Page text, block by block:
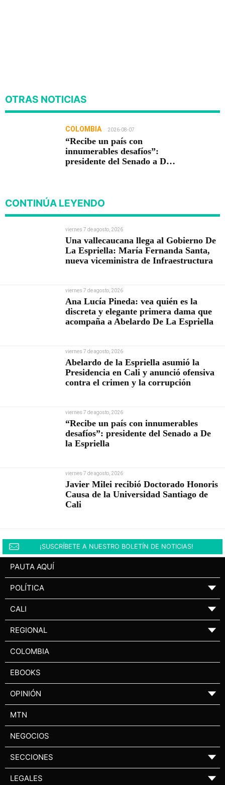
OTRAS NOTICIAS
COLOMBIA 2026-08-07
“Recibe un país con
innumerables desafíos”:
presidente del Senado a De
CONTINÚA LEYENDO
viernes 7 de agosto, 2026
Una vallecaucana llega al Gobierno De
La Espriella: María Fernanda Santa,
nueva viceministra de Infraestructura
viernes 7 de agosto, 2026
Ana Lucía Pineda: vea quién es la
discreta y elegante primera dama que
acompaña a Abelardo De La Espriella
viernes 7 de agosto, 2026
Abelardo de la Espriella asumió la
Presidencia en Cali y anunció ofensiva
contra el crimen y la corrupción
viernes 7 de agosto, 2026
“Recibe un país con innumerables
desafíos”: presidente del Senado a De
la Espriella
viernes 7 de agosto, 2026
Javier Milei recibió Doctorado Honoris
Causa de la Universidad Santiago de
Cali
¡SUSCRÍBETE A NUESTRO BOLETÍN DE NOTICIAS!
PAUTA AQUÍ
POLÍTICA ▼
CALI ▼
REGIONAL ▼
COLOMBIA
EBOOKS
OPINIÓN ▼
MTN
NEGOCIOS
SECCIONES ▼
LEGALES ▼